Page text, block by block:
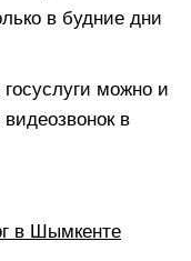
в будние дни
можно и
в
в Шымкенте